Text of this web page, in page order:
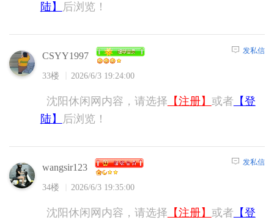
陆】
后浏览！
CSYY1997
33楼 2026/6/3 19:24:00
发私信
沈阳休闲网内容，请选择 【注册】 或者 【登
陆】
后浏览！
wangsir123
34楼 2026/6/3 19:35:00
发私信
沈阳休闲网内容，请选择 【注册】 或者 【登